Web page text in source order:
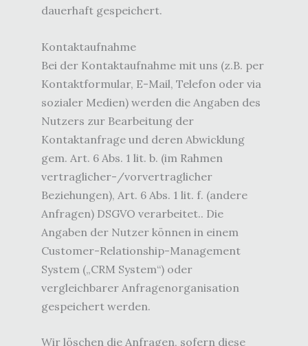
dauerhaft gespeichert.
Kontaktaufnahme
Bei der Kontaktaufnahme mit uns (z.B. per
Kontaktformular, E-Mail, Telefon oder via
sozialer Medien) werden die Angaben des
Nutzers zur Bearbeitung der
Kontaktanfrage und deren Abwicklung
gem. Art. 6 Abs. 1 lit. b. (im Rahmen
vertraglicher-/vorvertraglicher
Beziehungen), Art. 6 Abs. 1 lit. f. (andere
Anfragen) DSGVO verarbeitet.. Die
Angaben der Nutzer können in einem
Customer-Relationship-Management
System („CRM System“) oder
vergleichbarer Anfragenorganisation
gespeichert werden.
Wir löschen die Anfragen, sofern diese